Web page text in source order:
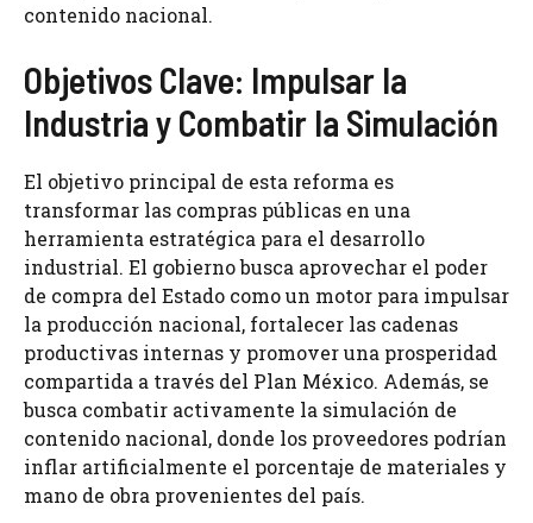
contenido nacional.
Objetivos Clave: Impulsar la
Industria y Combatir la Simulación
El objetivo principal de esta reforma es
transformar las compras públicas en una
herramienta estratégica para el desarrollo
industrial. El gobierno busca aprovechar el poder
de compra del Estado como un motor para impulsar
la producción nacional, fortalecer las cadenas
productivas internas y promover una prosperidad
compartida a través del Plan México. Además, se
busca combatir activamente la simulación de
contenido nacional, donde los proveedores podrían
inflar artificialmente el porcentaje de materiales y
mano de obra provenientes del país.